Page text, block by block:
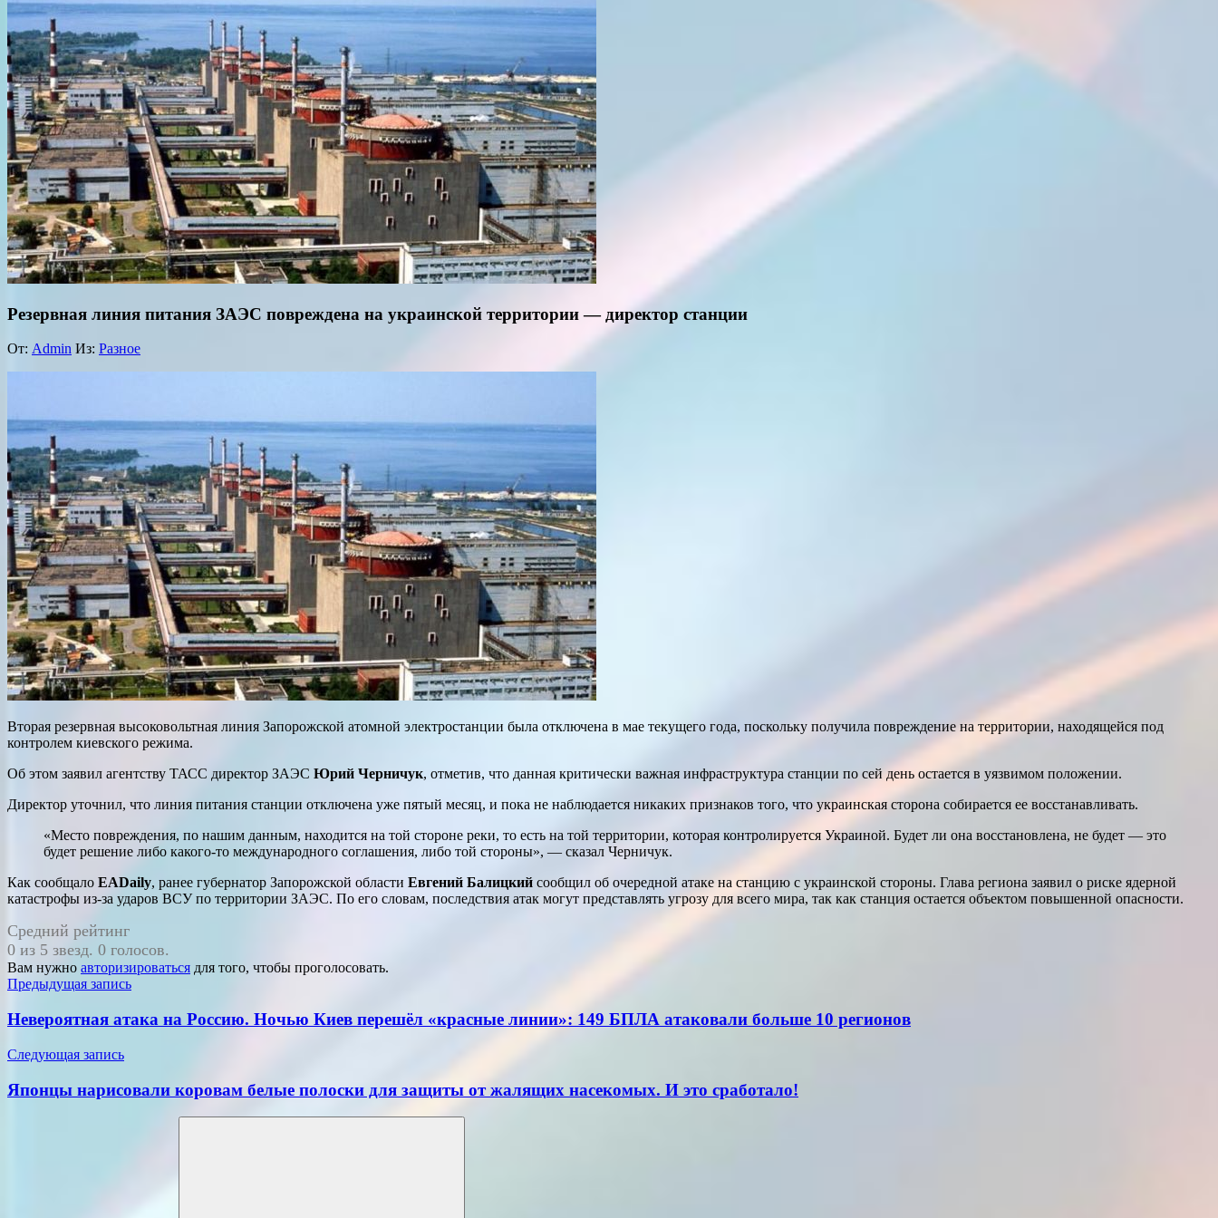
Резервная линия питания ЗАЭС повреждена на украинской территории — директор станции
От: Admin Из: Разное
Вторая резервная высоковольтная линия Запорожской атомной электростанции была отключена в мае текущего года, поскольку получила повреждение на территории, находящейся под
контролем киевского режима.
Об этом заявил агентству ТАСС директор ЗАЭС Юрий Черничук, отметив, что данная критически важная инфраструктура станции по сей день остается в уязвимом положении.
Директор уточнил, что линия питания станции отключена уже пятый месяц, и пока не наблюдается никаких признаков того, что украинская сторона собирается ее восстанавливать.
«Место повреждения, по нашим данным, находится на той стороне реки, то есть на той территории, которая контролируется Украиной. Будет ли она восстановлена, не будет — это
будет решение либо какого-то международного соглашения, либо той стороны», — сказал Черничук.
Как сообщало EADaily, ранее губернатор Запорожской области Евгений Балицкий сообщил об очередной атаке на станцию с украинской стороны. Глава региона заявил о риске ядерной
катастрофы из-за ударов ВСУ по территории ЗАЭС. По его словам, последствия атак могут представлять угрозу для всего мира, так как станция остается объектом повышенной опасности.
Средний рейтинг
0 из 5 звезд. 0 голосов.
Вам нужно авторизироваться для того, чтобы проголосовать.
Навигация
по
записям
Предыдущая запись
Невероятная атака на Россию. Ночью Киев перешёл «красные линии»: 149 БПЛА атаковали больше 10 регионов
Следующая запись
Японцы нарисовали коровам белые полоски для защиты от жалящих насекомых. И это сработало!